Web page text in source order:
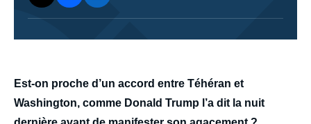
body
Est-on proche d’un accord entre Téhéran et
Washington, comme Donald Trump l’a dit la nuit